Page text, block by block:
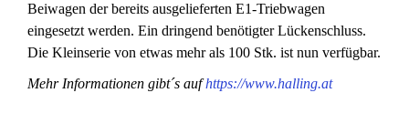
Beiwagen der bereits ausgelieferten E1-Triebwagen
eingesetzt werden. Ein dringend benötigter Lückenschluss.
Die Kleinserie von etwas mehr als 100 Stk. ist nun verfügbar.
Mehr Informationen gibt´s aufhttps://www.halling.at